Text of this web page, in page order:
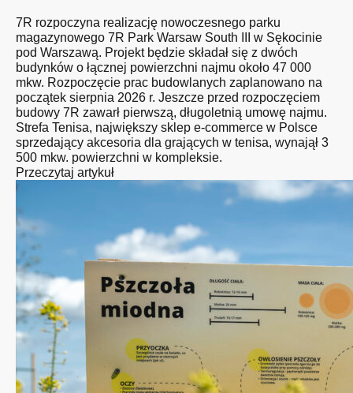
7R rozpoczyna realizację nowoczesnego parku
magazynowego 7R Park Warsaw South III w Sękocinie
pod Warszawą. Projekt będzie składał się z dwóch
budynków o łącznej powierzchni najmu około 47 000
mkw. Rozpoczęcie prac budowlanych zaplanowano na
początek sierpnia 2026 r. Jeszcze przed rozpoczęciem
budowy 7R zawarł pierwszą, długoletnią umowę najmu.
Strefa Tenisa, największy sklep e-commerce w Polsce
sprzedający akcesoria dla grających w tenisa, wynajął 3
500 mkw. powierzchni w kompleksie.
Przeczytaj artykuł